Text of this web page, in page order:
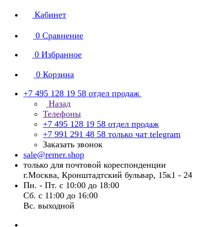
Кабинет
0 Сравнение
0 Избранное
0 Корзина
+7 495 128 19 58 отдел продаж
Назад
Телефоны
+7 495 128 19 58 отдел продаж
+7 991 291 48 58 только чат telegram
Заказать звонок
sale@remer.shop
только для почтовой кореспонденции
г.Москва, Кронштадтский бульвар, 15к1 - 24
Пн. - Пт. с 10:00 до 18:00
Сб. с 11:00 до 16:00
Вс. выходной